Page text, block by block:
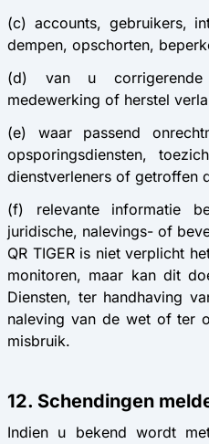
(c) accounts, gebruikers,
dempen, opschorten,
(d) van u corrigerende
medewerking of herstel
(e) waar passend
opsporingsdiensten,
dienstverleners of getroffen
(f) relevante informatie
juridische, nalevings- of
QR TIGER is niet verplicht
monitoren, maar kan dit
Diensten, ter handhaving
naleving van de wet of ter
misbruik.
12. Schendingen
Indien u bekend wordt